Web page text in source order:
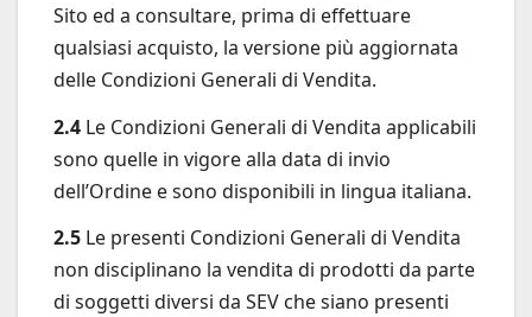
Sito ed a consultare, prima di effettuare
qualsiasi acquisto, la versione più aggiornata
delle Condizioni Generali di Vendita.
2.4 Le Condizioni Generali di Vendita applicabili
sono quelle in vigore alla data di invio
dell’Ordine e sono disponibili in lingua italiana.
2.5 Le presenti Condizioni Generali di Vendita
non disciplinano la vendita di prodotti da parte
di soggetti diversi da SEV che siano presenti